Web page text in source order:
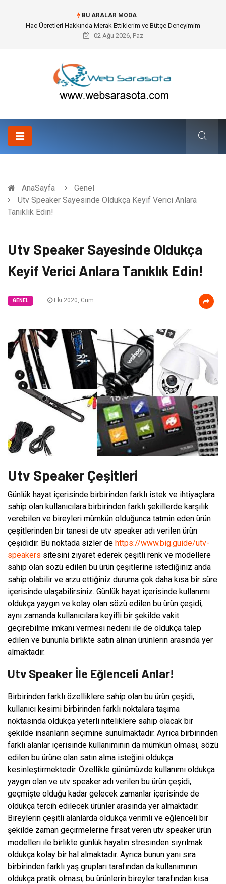
BU ARALAR MODA
Öneri Sistemi ile Kurumsal İnovasyonun Dijitalleşmesi
02 Ağu 2026, Paz
AnaSayfa
Genel
Utv Speaker Sayesinde Oldukça Keyif Verici Anlara
Tanıklık Edin!
Utv Speaker Sayesinde Oldukça
Keyif Verici Anlara Tanıklık Edin!
GENEL Eki 2020, Cum
Utv Speaker Çeşitleri
Günlük hayat içerisinde birbirinden farklı istek ve ihtiyaçlara
sahip olan kullanıcılara birbirinden farklı şekillerde karşılık
verebilen ve bireyleri mümkün olduğunca tatmin eden ürün
çeşitlerinden bir tanesi de utv speaker adı verilen ürün
çeşididir. Bu noktada sizler de https://www.big.guide/utv-
speakers sitesini ziyaret ederek çeşitli renk ve modellere
sahip olan sözü edilen bu ürün çeşitlerine istediğiniz anda
sahip olabilir ve arzu ettiğiniz duruma çok daha kısa bir süre
içerisinde ulaşabilirsiniz. Günlük hayat içerisinde kullanımı
oldukça yaygın ve kolay olan sözü edilen bu ürün çeşidi,
aynı zamanda kullanıcılara keyifli bir şekilde vakit
geçirebilme imkanı vermesi nedeni ile de oldukça talep
edilen ve bununla birlikte satın alınan ürünlerin arasında yer
almaktadır.
Utv Speaker İle Eğlenceli Anlar!
Birbirinden farklı özelliklere sahip olan bu ürün çeşidi,
kullanıcı kesimi birbirinden farklı noktalara taşıma
noktasında oldukça yeterli niteliklere sahip olacak bir
şekilde insanların seçimine sunulmaktadır. Ayrıca birbirinden
farklı alanlar içerisinde kullanımının da mümkün olması, sözü
edilen bu ürüne olan satın alma isteğini oldukça
kesinleştirmektedir. Özellikle günümüzde kullanımı oldukça
yaygın olan ve utv speaker adı verilen bu ürün çeşidi,
geçmişte olduğu kadar gelecek zamanlar içerisinde de
oldukça tercih edilecek ürünler arasında yer almaktadır.
Bireylerin çeşitli alanlarda oldukça verimli ve eğlenceli bir
şekilde zaman geçirmelerine fırsat veren utv speaker ürün
modelleri ile birlikte günlük hayatın stresinden sıyrılmak
oldukça kolay bir hal almaktadır. Ayrıca bunun yanı sıra
birbirinden farklı yaş grupları tarafından da kullanımının
oldukça pratik olması, bu ürünlerin bireyler tarafından kısa